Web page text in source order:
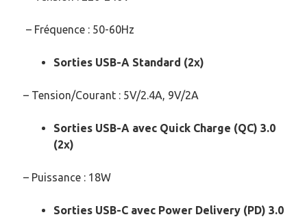
– Fréquence : 50-60Hz
Sorties USB-A Standard (2x)
– Tension/Courant : 5V/2.4A, 9V/2A
Sorties USB-A avec Quick Charge (QC) 3.0
(2x)
– Puissance : 18W
Sorties USB-C avec Power Delivery (PD) 3.0